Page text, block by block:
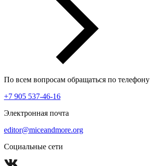
По всем вопросам обращаться по телефону
+7 905 537-46-16
Электронная почта
editor@miceandmore.org
Социальные сети